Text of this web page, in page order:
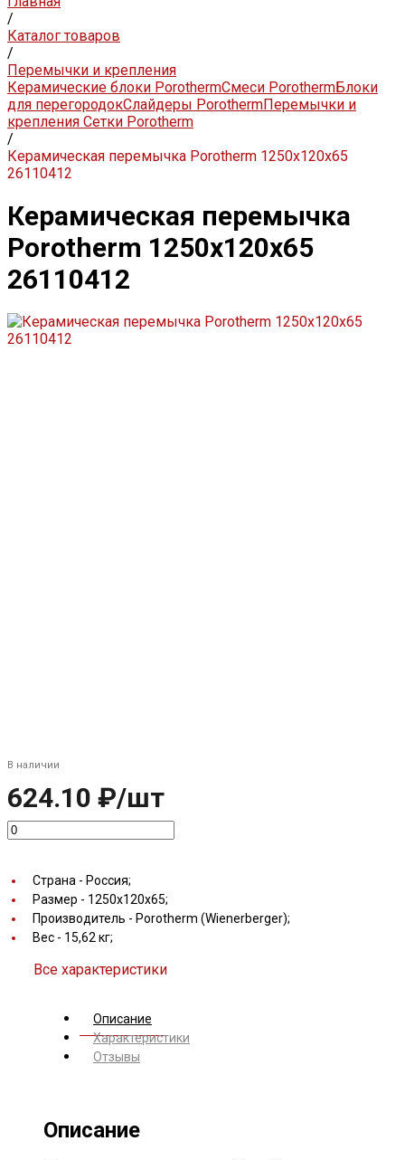
/
Каталог товаров
/
Перемычки и крепления
Керамические блоки PorothermСмеси PorothermБлоки
для перегородокСлайдеры PorothermПеремычки и
крепления Сетки Porotherm
/
Керамическая перемычка Porotherm 1250х120х65
26110412
Керамическая перемычка
Porotherm 1250х120х65
26110412
В наличии
624.10 ₽/шт
Страна - Россия;
Размер - 1250х120х65;
Производитель - Porotherm (Wienerberger);
Вес - 15,62 кг;
Все характеристики
Описание
Характеристики
Отзывы
Описание